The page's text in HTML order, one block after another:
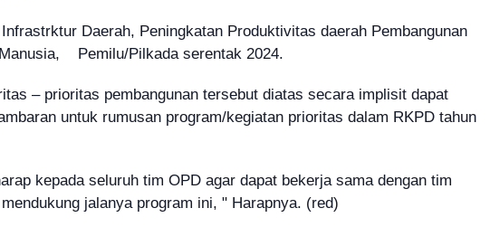
Daerah, Peningkatan Produktivitas daerah Pembangunan
Pemilu/Pilkada serentak 2024.
– prioritas pembangunan tersebut diatas secara implisit dapat
untuk rumusan program/kegiatan prioritas dalam RKPD tahun
kepada seluruh tim OPD agar dapat bekerja sama dengan tim
jalanya program ini, " Harapnya. (red)